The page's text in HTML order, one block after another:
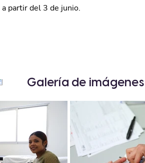
partir del 3 de junio.
Galería de imágenes